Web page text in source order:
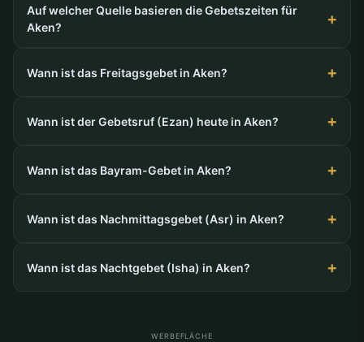
Auf welcher Quelle basieren die Gebetszeiten für
Aken?
Wann ist das Freitagsgebet in Aken?
Wann ist der Gebetsruf (Ezan) heute in Aken?
Wann ist das Bayram-Gebet in Aken?
Wann ist das Nachmittagsgebet (Asr) in Aken?
Wann ist das Nachtgebet (Isha) in Aken?
WERBEFLÄCHE